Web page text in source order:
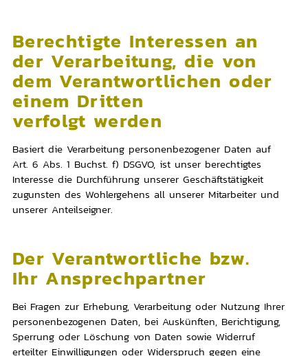
Berechtigte Interessen an
der Verarbeitung, die von
dem Verantwortlichen oder
einem Dritten
verfolgt werden
Basiert die Verarbeitung personenbezogener Daten auf
Art. 6 Abs. 1 Buchst. f) DSGVO, ist unser berechtigtes
Interesse die Durchführung unserer Geschäftstätigkeit
zugunsten des Wohlergehens all unserer Mitarbeiter und
unserer Anteilseigner.
Der Verantwortliche bzw.
Ihr Ansprechpartner
Bei Fragen zur Erhebung, Verarbeitung oder Nutzung Ihrer
personenbezogenen Daten, bei Auskünften, Berichtigung,
Sperrung oder Löschung von Daten sowie Widerruf
erteilter Einwilligungen oder Widerspruch gegen eine